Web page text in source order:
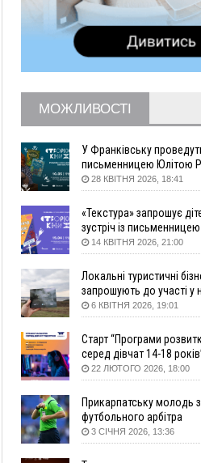
Коломийщини майже 64
У четвер на Прикарпатті
спека до 39°
13:00
На Снятинщині спіймали
з цистерни у полі невідому
12:29
У МОЗ змінили підхід до
оновили правила роботи
12:07
На межі Прикарпаття і
засипали русло Золотої
переправу
температурні рекорди
11:17
Росія вдарила по Харкову
постраждалі, пошкоджено
підприємство
10:54
Верховний суд повернув
трьома ставками в Івано-
громаді
10:10
На Каскаді замість веж
сквер з дитмайданчиком
09:31
На Верховинщині під час
травмувалась жінка
09:09
ВІДЕО 35 цимбалістів на
Рекорд України
МОЖЛИВОСТІ
У Франківську проведуть
письменницею Юлітою
говоритимуть про серію
28 КВІТНЯ 2026, 18:41
«Текстура» запрошує
зустріч із
Анною Повх
14 КВІТНЯ 2026, 21:00
Локальні туристичні
запрошують до участі у
«Подорож до себе»
6 КВІТНЯ 2026, 19:01
Старт “Програми
серед дівчат 14-18
22 ЛЮТОГО 2026, 18:00
Прикарпатську молодь
футбольного арбітра
3 СІЧНЯ 2026, 13:36